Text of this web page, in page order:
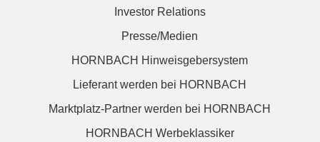
Investor Relations
Presse/Medien
HORNBACH Hinweisgebersystem
Lieferant werden bei HORNBACH
Marktplatz-Partner werden bei HORNBACH
HORNBACH Werbeklassiker